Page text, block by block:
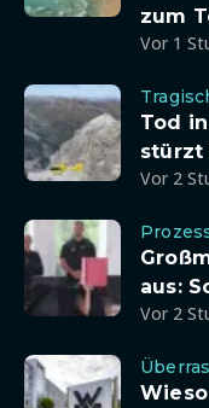
zum
Vor 1
Tod
stürzt
Vor 2
aus:
Vor 2